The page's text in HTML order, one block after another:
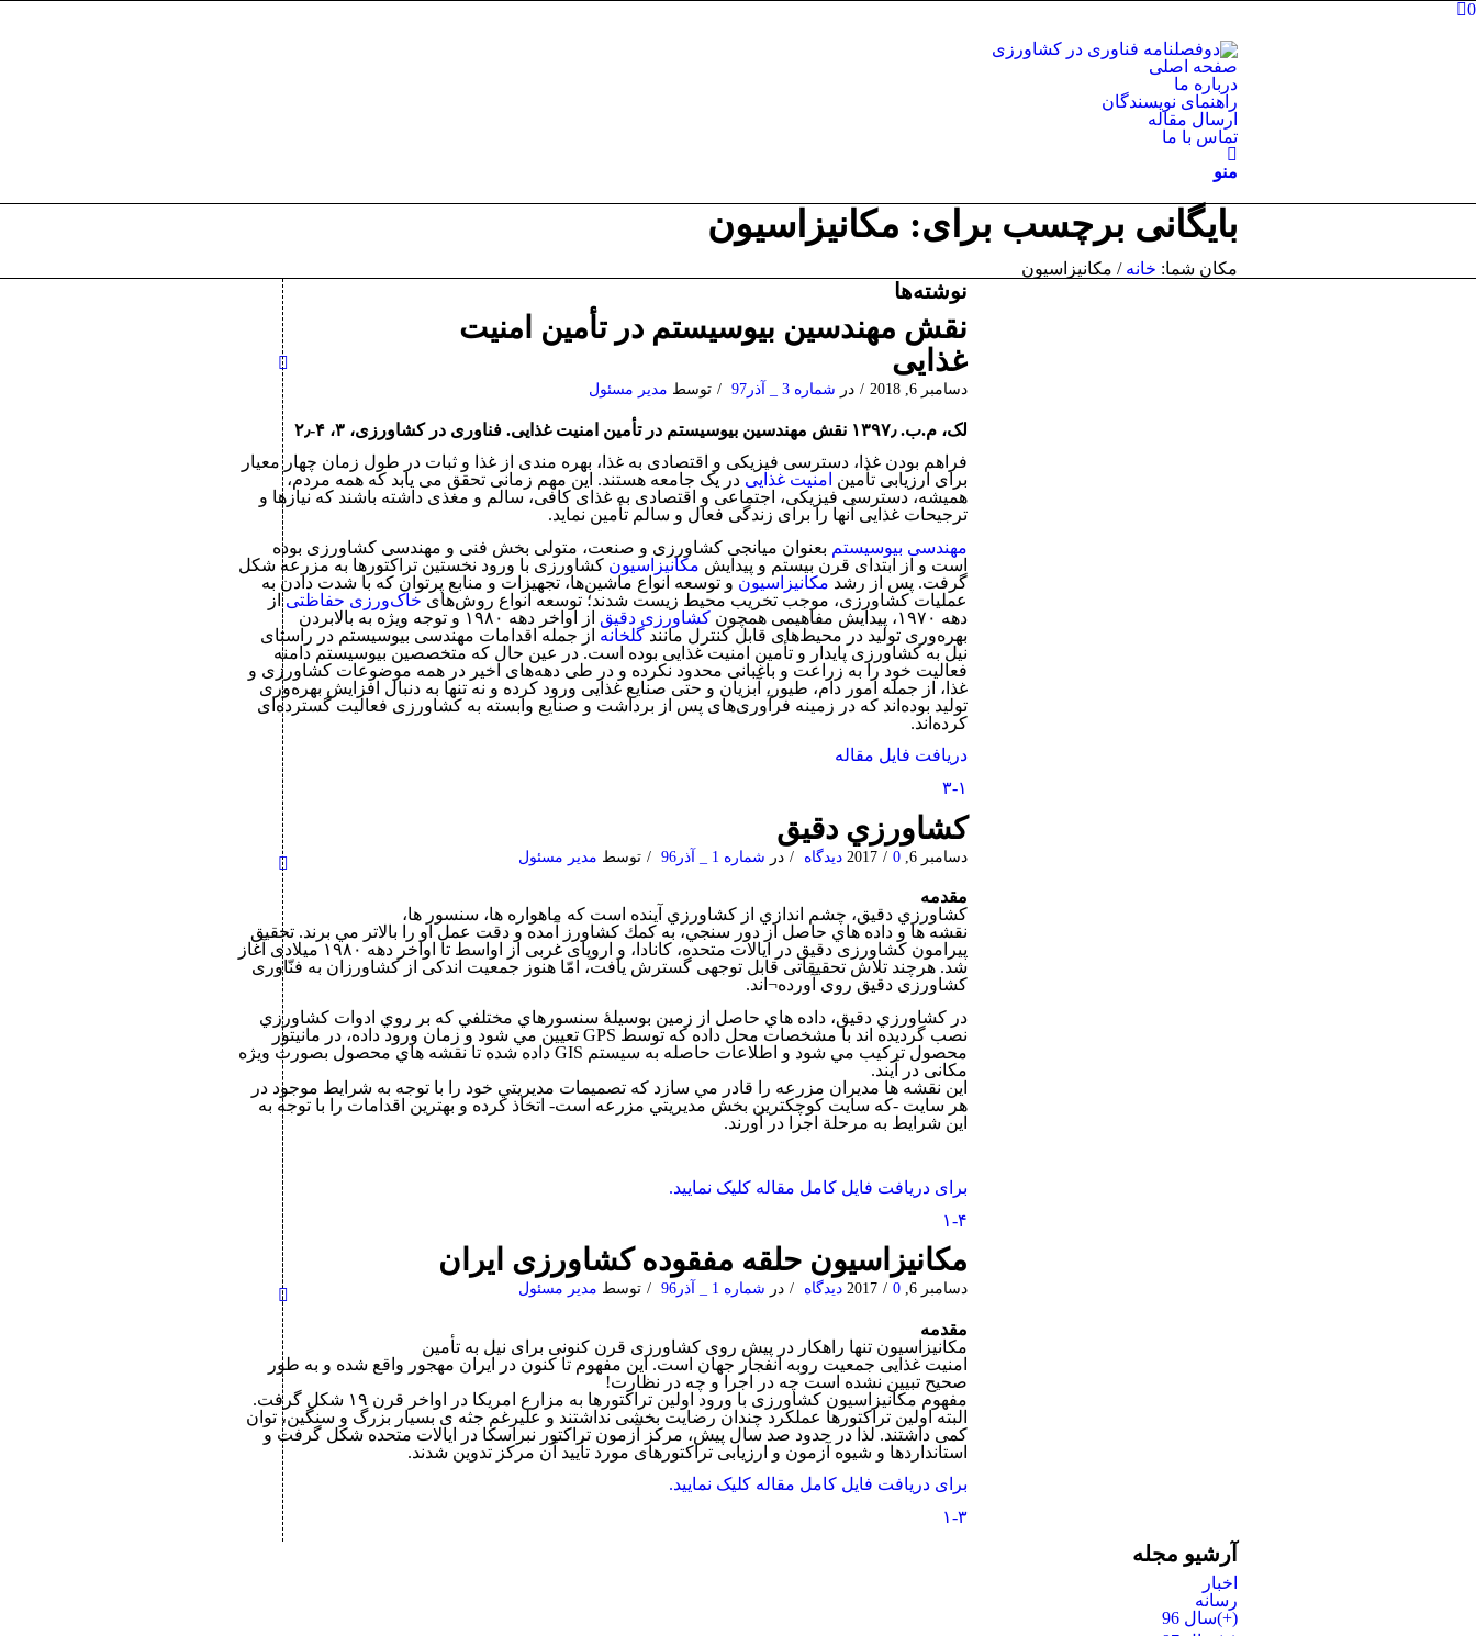
0
صفحه اصلی
درباره ما
راهنمای نویسندگان
ارسال مقاله
تماس با ما
منو
بایگانی برچسب برای: مکانیزاسیون
مکان شما: خانه / مکانیزاسیون
نوشته‌ها
نقش مهندسین بیوسیستم در تأمین امنیت
غذایی
دسامبر 6, 2018 / در شماره 3 _ آذر97 / توسط مدیر مسئول
لک، م.ب. ۱۳۹۷٫ نقش مهندسین بیوسیستم در تأمین امنیت غذایی. فناوری در کشاورزی، ۳، ۴-۲٫
فراهم بودن غذا، دسترسی فیزیکی و اقتصادی به غذا، بهره مندی از غذا و ثبات در طول زمان چهار معیار
برای ارزیابی تأمین امنیت غذایی در یک جامعه هستند. این مهم زمانی تحقق می یابد که همه مردم،
همیشه، دسترسی فیزیکی، اجتماعی و اقتصادی به غذای کافی، سالم و مغذی داشته باشند که نیازها و
ترجیحات غذایی آنها را برای زندگی فعال و سالم تأمین نماید.
مهندسی بیوسیستم بعنوان میانجی کشاورزی و صنعت، متولی بخش فنی و مهندسی کشاورزی بوده
است و از ابتدای قرن بیستم و پیدایش مکانیزاسیون کشاورزی با ورود نخستین تراکتورها به مزرعه شکل
گرفت. پس از رشد مکانیزاسیون و توسعه انواع ماشین‌ها، تجهیزات و منابع پرتوان که با شدت دادن به
عملیات کشاورزی، موجب تخریب محیط زیست شدند؛ توسعه انواع روش‌های خاک‌ورزی حفاظتیاز
دهه ۱۹۷۰، پیدایش مفاهیمی همچون
کشاورزی دقیق
از اواخر دهه ۱۹۸۰ و توجه ویژه به بالابردن
بهره‌وری تولید در محیط‌های قابل کنترل مانند گلخانه از جمله اقدامات مهندسی بیوسیستم در راستای
نیل به کشاورزی پایدار و تأمین امنیت غذایی بوده است. در عین حال که متخصصین بیوسیستم دامنه
فعالیت خود را به زراعت و باغبانی محدود نکرده و در طی دهه‌های اخیر در همه موضوعات کشاورزی و
غذا، از جمله امور دام، طیور، آبزیان و حتی صنایع غذایی ورود کرده و نه تنها به دنبال افزایش بهره‌وری
تولید بوده‌اند که در زمینه فرآوری‌های پس از برداشت و صنایع وابسته به کشاورزی فعالیت گسترده‌ای
کرده‌اند.
دریافت فایل مقاله
۳-۱
كشاورزي دقيق
دسامبر 6, 2017 / 0 دیدگاه / در شماره 1 _ آذر96 / توسط مدیر مسئول
مقدمه
كشاورزي دقيق، چشم اندازي از كشاورزي آينده است كه ماهواره ها، سنسور ها،
نقشه ها و داده هاي حاصل از دور سنجي، به كمك كشاورز آمده و دقت عمل او را بالاتر مي برند. تحقیق
پیرامون کشاورزی دقیق در ایالات متحده، کانادا، و اروپای غربی از اواسط تا اواخر دهه ۱۹۸۰ میلادی آغاز
شد. هرچند تلاش تحقیقاتی قابل توجهی گسترش یافت، امّا هنوز جمعیت اندکی از کشاورزان به فنّاوری
کشاورزی دقیق روی آورده¬اند.
در كشاورزي دقيق، داده هاي حاصل از زمين بوسیلۀ سنسورهاي مختلفي كه بر روي ادوات كشاورزي
نصب گرديده اند با مشخصات محل داده كه توسط GPS تعيين مي شود و زمان ورود داده، در مانيتور
محصول تركيب مي شود و اطلاعات حاصله به سيستم GIS داده شده تا نقشه هاي محصول بصورت ویژه
مکانی در آيند.
اين نقشه ها مديران مزرعه را قادر مي سازد كه تصميمات مديريتي خود را با توجه به شرايط موجود در
هر سايت -كه سايت كوچكترين بخش مديريتي مزرعه است- اتخاذ كرده و بهترين اقدامات را با توجه به
اين شرايط به مرحلة اجرا در آورند.
برای دریافت فایل کامل مقاله کلیک نمایید.
۱-۴
مکانیزاسیون حلقه مفقوده کشاورزی ایران
دسامبر 6, 2017 / 0 دیدگاه / در شماره 1 _ آذر96 / توسط مدیر مسئول
مقدمه
مکانیزاسیون تنها راهکار در پیش روی کشاورزی قرن کنونی برای نیل به تأمین
امنیت غذایی جمعیت روبه انفجار جهان است. این مفهوم تا کنون در ایران مهجور واقع شده و به طور
صحیح تبیین نشده است چه در اجرا و چه در نظارت!
مفهوم مکانیزاسیون کشاورزی با ورود اولین تراکتورها به مزارع امریکا در اواخر قرن ۱۹ شکل گرفت.
البته اولین تراکتورها عملکرد چندان رضایت بخشی نداشتند و علیرغم جثه ی بسیار بزرگ و سنگین، توان
کمی داشتند. لذا در حدود صد سال پیش، مرکز آزمون تراکتور نبراسکا در ایالات متحده شکل گرفت و
استانداردها و شیوه آزمون و ارزیابی تراکتورهای مورد تأیید آن مرکز تدوین شدند.
برای دریافت فایل کامل مقاله کلیک نمایید.
۱-۳
آرشیو مجله
اخبار
رسانه
(+)سال 96